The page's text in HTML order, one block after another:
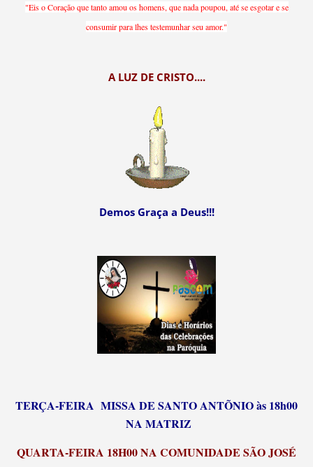
"Eis o Coração que tanto amou os homens, que nada poupou, até se esgotar e se
consumir para lhes testemunhar seu amor."
A LUZ DE CRISTO....
Demos Graça a Deus!!!
TERÇA-FEIRA MISSA DE SANTO ANTÕNIO às 18h00
NA MATRIZ
QUARTA-FEIRA 18H00 NA COMUNIDADE SÃO JOSÉ